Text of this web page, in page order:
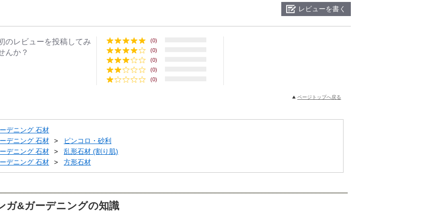
レビューを書く
のレビューを投稿してみ
んか？
(0)
(0)
(0)
(0)
(0)
ページトップへ戻る
デニング 石材
デニング 石材
ピンコロ・砂利
デニング 石材
乱形石材 (割り肌)
デニング 石材
方形石材
ガ&ガーデニングの知識